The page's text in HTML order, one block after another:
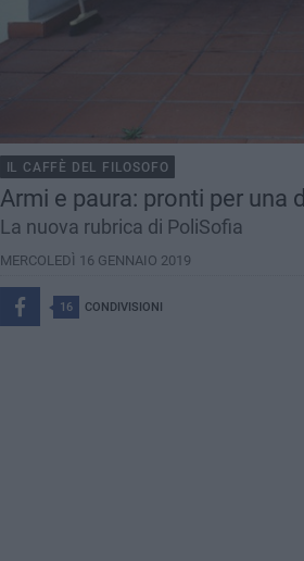
IL CAFFÈ DEL FILOSOFO
Armi e paura: pronti per una
La nuova rubrica di PoliSofia
MERCOLEDÌ 16 GENNAIO 2019
16 CONDIVISIONI